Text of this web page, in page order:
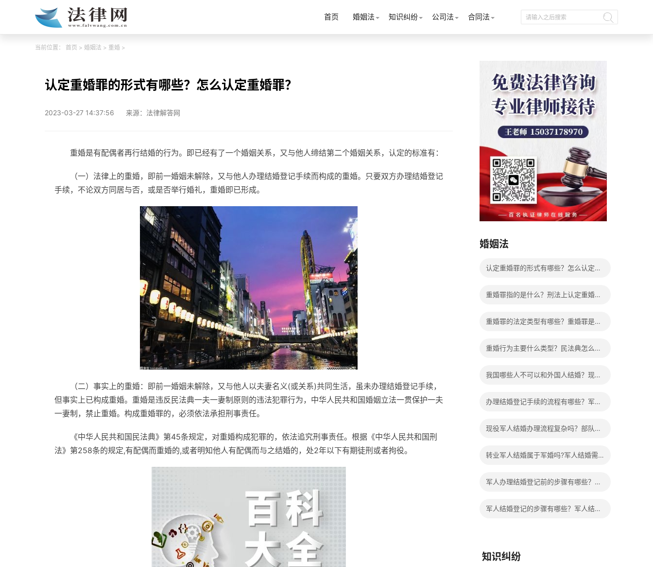
首页 婚姻法 知识纠纷 公司法 合同法
当前位置： 首页 > 婚姻法 > 重婚 >
认定重婚罪的形式有哪些？怎么认定重婚罪？
2023-03-27 14:37:56 来源：法律解答网
重婚是有配偶者再行结婚的行为。即已经有了一个婚姻关系，又与他人缔结第二个婚姻关系，认定的标准有：
（一）法律上的重婚，即前一婚姻未解除，又与他人办理结婚登记手续而构成的重婚。只要双方办理结婚登记
手续，不论双方同居与否，或是否举行婚礼，重婚即已形成。
（二）事实上的重婚：即前一婚姻未解除，又与他人以夫妻名义(或关系)共同生活，虽未办理结婚登记手续，
但事实上已构成重婚。重婚是违反民法典一夫一妻制原则的违法犯罪行为，中华人民共和国婚姻立法一贯保护一夫
一妻制，禁止重婚。构成重婚罪的，必须依法承担刑事责任。
《中华人民共和国民法典》第45条规定，对重婚构成犯罪的，依法追究刑事责任。根据《中华人民共和国刑
法》第258条的规定,有配偶而重婚的,或者明知他人有配偶而与之结婚的，处2年以下有期徒刑或者拘役。
婚姻法
认定重婚罪的形式有哪些？怎么认定重
重婚罪指的是什么？刑法上认定重婚罪
重婚罪的法定类型有哪些？重婚罪是自
重婚行为主要什么类型？民法典怎么算
我国哪些人不可以和外国人结婚？现役
办理结婚登记手续的流程有哪些？军人
现役军人结婚办理流程复杂吗？部队结
转业军人结婚属于军婚吗?军人结婚需
军人办理结婚登记前的步骤有哪些？部
军人结婚登记的步骤有哪些？军人结婚
知识纠纷